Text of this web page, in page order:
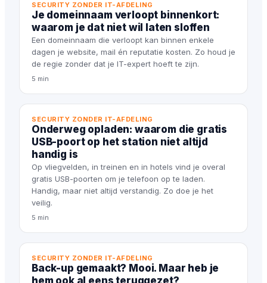
SECURITY ZONDER IT-AFDELING
Je domeinnaam verloopt binnenkort:
waarom je dat niet wil laten sloffen
Een domeinnaam die verloopt kan binnen enkele
dagen je website, mail én reputatie kosten. Zo houd je
de regie zonder dat je IT-expert hoeft te zijn.
5 min
SECURITY ZONDER IT-AFDELING
Onderweg opladen: waarom die gratis
USB-poort op het station niet altijd
handig is
Op vliegvelden, in treinen en in hotels vind je overal
gratis USB-poorten om je telefoon op te laden.
Handig, maar niet altijd verstandig. Zo doe je het
veilig.
5 min
SECURITY ZONDER IT-AFDELING
Back-up gemaakt? Mooi. Maar heb je
hem ook al eens teruggezet?